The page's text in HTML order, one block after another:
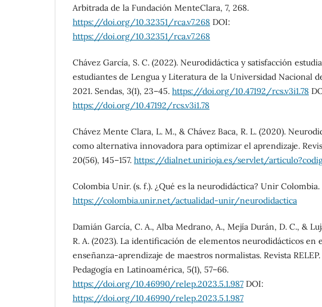
Arbitrada de la Fundación MenteClara, 7, 268.
https://doi.org/10.32351/rca.v7.268 DOI:
https://doi.org/10.32351/rca.v7.268
Chávez García, S. C. (2022). Neurodidáctica y satisfacción
estudiantes de Lengua y Literatura de la Universidad Nacional
2021. Sendas, 3(1), 23–45. https://doi.org/10.47192/rcs.v3i1.78
https://doi.org/10.47192/rcs.v3i1.78
Chávez Mente Clara, L. M., & Chávez Baca, R. L. (2020).
como alternativa innovadora para optimizar el aprendizaje.
20(56), 145–157. https://dialnet.unirioja.es/servlet/
Colombia Unir. (s. f.). ¿Qué es la neurodidáctica? Unir Colombia.
https://colombia.unir.net/actualidad-unir/neurodidactica
Damián García, C. A., Alba Medrano, A., Mejía Durán, D. C., &
R. A. (2023). La identificación de elementos neurodidácticos en
enseñanza-aprendizaje de maestros normalistas. Revista
Pedagogía en Latinoamérica, 5(1), 57–66.
https://doi.org/10.46990/relep.2023.5.1.987DOI:
https://doi.org/10.46990/relep.2023.5.1.987